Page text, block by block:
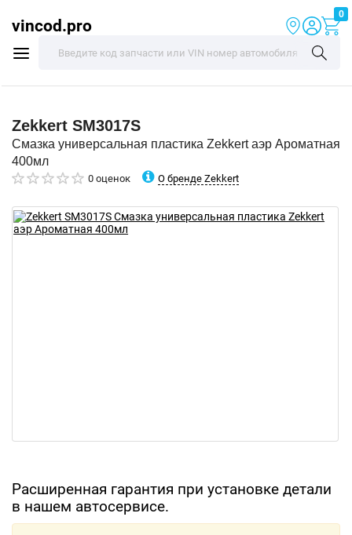
vincod.pro
0
Zekkert SM3017S
Смазка универсальная пластика Zekkert аэр Ароматная
400мл
0 оценок О бренде Zekkert
Расширенная гарантия при установке детали
в нашем автосервисе.